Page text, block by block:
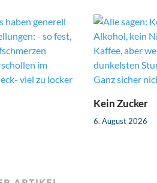
Kein Zucker
6. August 2026